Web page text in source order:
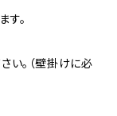
す。
い。（壁掛けに必